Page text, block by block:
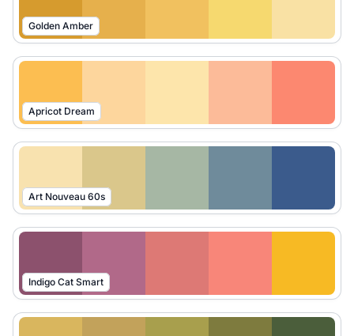
Golden Amber
Apricot Dream
Art Nouveau 60s
Indigo Cat Smart